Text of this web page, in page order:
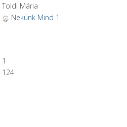
Toldi Mária
Nekünk Mind 1
1
124